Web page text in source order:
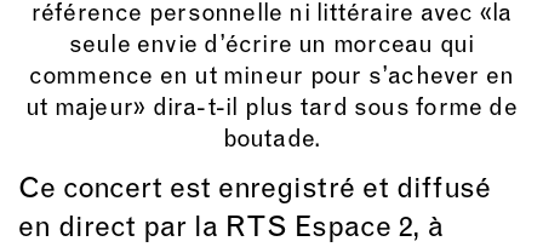
référence personnelle ni littéraire avec «la
seule envie d’écrire un morceau qui
commence en ut mineur pour s’achever en
ut majeur» dira-t-il plus tard sous forme de
boutade.
Ce concert est enregistré et diffusé
en direct par la RTS Espace 2, à